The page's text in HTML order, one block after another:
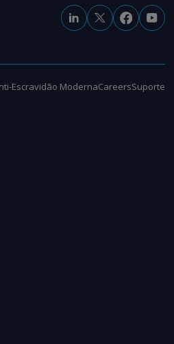
Escravidão ModernaCareersSuporte